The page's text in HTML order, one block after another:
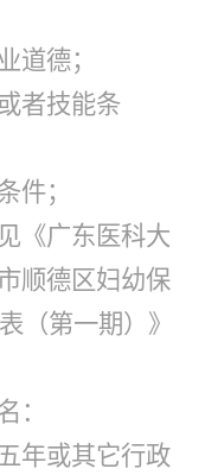
道德；
者技能条
件；
《广东医科大
顺德区妇幼保
（第一期）》
：
年或其它行政